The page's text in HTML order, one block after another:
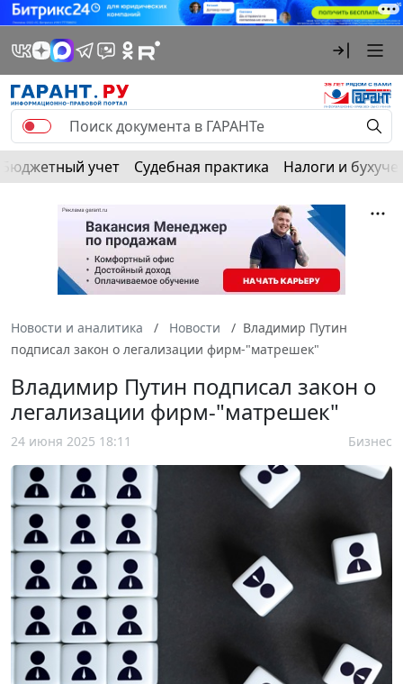
Бюджетный учет Судебная практика Налоги и
Новости и аналитика Новости
Владимир Путин
подписал закон о легализации фирм-"матрешек"
Владимир Путин подписал закон о
легализации фирм-"матрешек"
24 июня 2025 18:11 Бизнес